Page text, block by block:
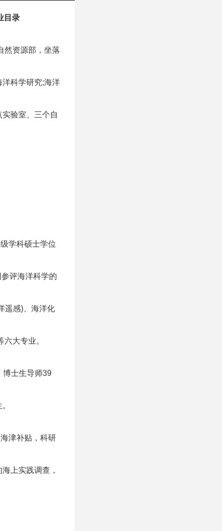
目录
然资源部，坐落
科学研究;海洋
验室、三个自
学科硕士学位
评海洋科学的
遥感)、海洋化
大专业。
博士生导师39
津补贴，科研
上实践调查，